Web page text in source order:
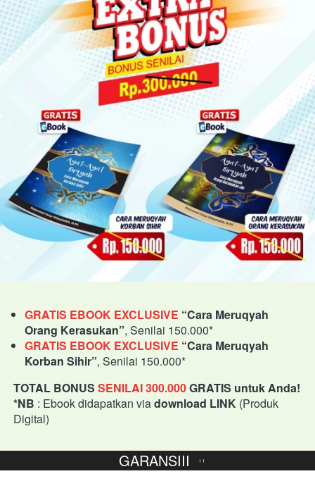
GRATIS EBOOK EXCLUSIVE “Cara Meruqyah
Orang Kerasukan”, Senilai 150.000*
GRATIS EBOOK EXCLUSIVE “Cara Meruqyah
Korban Sihir”, Senilai 150.000*
TOTAL BONUS SENILAI 300.000GRATIS untuk Anda!
*NB : Ebook didapatkan via download LINK (Produk
Digital)
  GARANSIII